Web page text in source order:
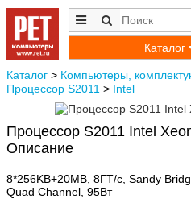
Каталог
Каталог > Компьютеры,
Процессор S2011 > Intel
Процессор S2011 Intel
Описание
8*256KB+20MB, 8ГТ/с, Sandy
Quad Channel, 95Вт